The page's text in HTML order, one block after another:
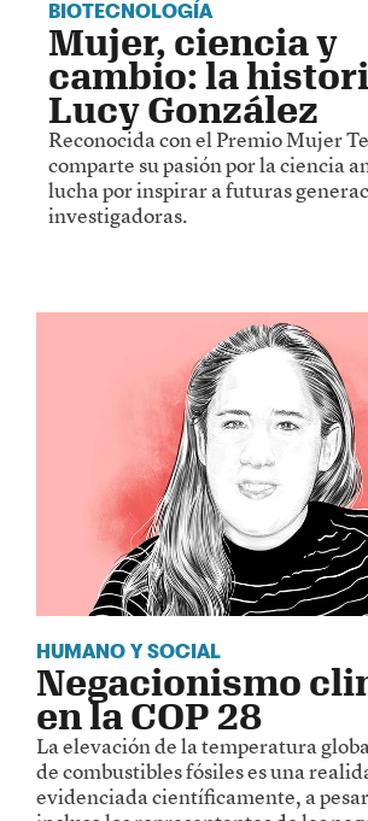
BIOTECNOLOGÍA
Mujer, ciencia y
cambio: la
Lucy González
Reconocida con el Premio Mujer
comparte su pasión por la ciencia
lucha por inspirar a futuras
investigadoras.
HUMANO Y SOCIAL
Negacionismo
en la COP 28
La elevación de la temperatura
de combustibles fósiles es una
evidenciada científicamente, a